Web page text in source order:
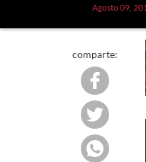
Agosto 09,
comparte: